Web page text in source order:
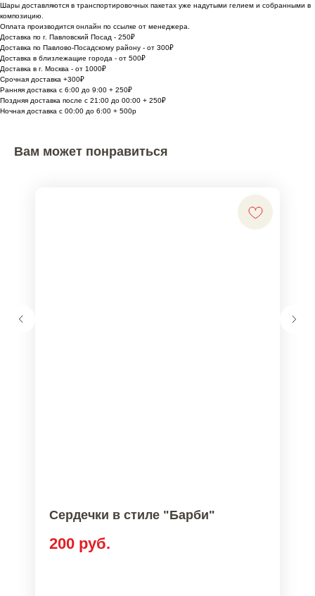
Шары доставляются в транспортировочных пакетах уже надутыми гелием и собранными в
композицию.
Оплата производится онлайн по ссылке от менеджера.
Доставка по г. Павловский Посад - 250₽
Доставка по Павлово-Посадскому району - от 300₽
Доставка в близлежащие города - от 500₽
Доставка в г. Москва - от 1000₽
Срочная доставка +300₽
Ранняя доставка с 6:00 до 9:00 + 250₽
Поздняя доставка после с 21:00 до 00:00 + 250₽
Ночная доставка с 00:00 до 6:00 + 500р
Вам может понравиться
Сердечки в стиле "Барби"
200 руб.